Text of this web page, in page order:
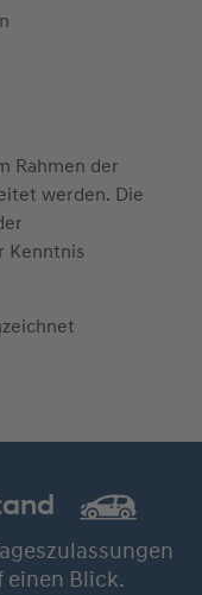
werden. Die
Kenntnis
einen Blick.